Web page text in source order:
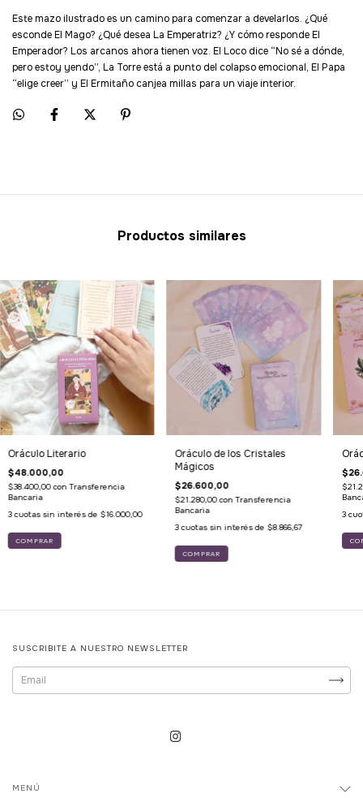
Este mazo ilustrado es un camino para comenzar a develarlos. ¿Qué
esconde El Mago? ¿Qué desea La Emperatriz? ¿Y cómo responde El
Emperador? Los arcanos ahora tienen voz. El Loco dice “No sé a dónde,
pero estoy yendo”, La Torre está a punto del colapso emocional, El Papa
“elige creer” y El Ermitaño canjea millas para un viaje interior.
Productos similares
Oráculo Literario
$48.000,00
$38.400,00con Transferencia
Bancaria
3 cuotas sin interés de $16.000,00
Oráculo de los Cristales
Mágicos
$26.600,00
$21.280,00con Transferencia
Bancaria
3 cuotas sin interés de $8.866,67
3
SUSCRIBITE A NUESTRO NEWSLETTER
MENÚ